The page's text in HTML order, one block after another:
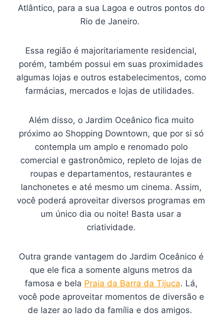
Atlântico, para a sua Lagoa e outros pontos do
Rio de Janeiro.
Essa região é majoritariamente residencial,
porém, também possui em suas proximidades
algumas lojas e outros estabelecimentos, como
farmácias, mercados e lojas de utilidades.
Além disso, o Jardim Oceânico fica muito
próximo ao Shopping Downtown, que por si só
contempla um amplo e renomado polo
comercial e gastronômico, repleto de lojas de
roupas e departamentos, restaurantes e
lanchonetes e até mesmo um cinema. Assim,
você poderá aproveitar diversos programas em
um único dia ou noite! Basta usar a
criatividade.
Outra grande vantagem do Jardim Oceânico é
que ele fica a somente alguns metros da
famosa e bela Praia da Barra da Tijuca. Lá,
você pode aproveitar momentos de diversão e
de lazer ao lado da família e dos amigos.